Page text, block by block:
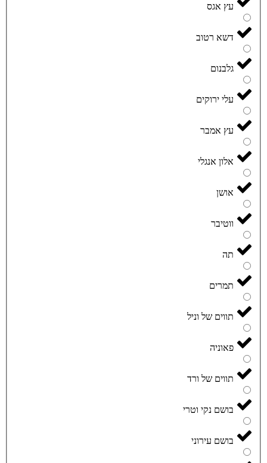
עץ אגס
דשא רטוב
גלבנום
עלי ירוקים
עץ אמבר
אלון אנגלי
אושן
ווטיבר
תה
תמרים
תווים של וניל
פאוניה
תווים של ורד
בושם נקי וטרי
בושם עירוני